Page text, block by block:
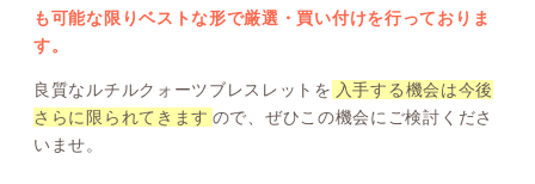
も可能な限りベストな形で厳選・買い付けを行っておりま
す。
良質なルチルクォーツブレスレットを 入手する機会は今後
さらに限られてきます ので、ぜひこの機会にご検討くださ
いませ。